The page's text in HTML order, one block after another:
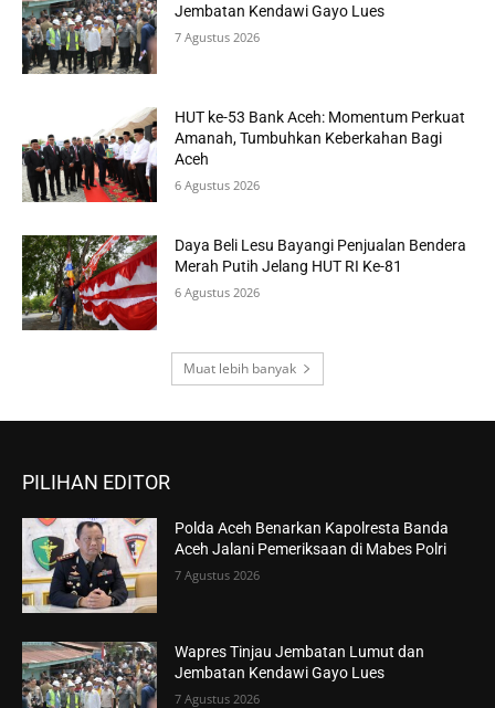
Jembatan Kendawi Gayo Lues
7 Agustus 2026
HUT ke-53 Bank Aceh: Momentum Perkuat
Amanah, Tumbuhkan Keberkahan Bagi
Aceh
6 Agustus 2026
Daya Beli Lesu Bayangi Penjualan Bendera
Merah Putih Jelang HUT RI Ke-81
6 Agustus 2026
Muat lebih banyak
PILIHAN EDITOR
Polda Aceh Benarkan Kapolresta Banda
Aceh Jalani Pemeriksaan di Mabes Polri
7 Agustus 2026
Wapres Tinjau Jembatan Lumut dan
Jembatan Kendawi Gayo Lues
7 Agustus 2026